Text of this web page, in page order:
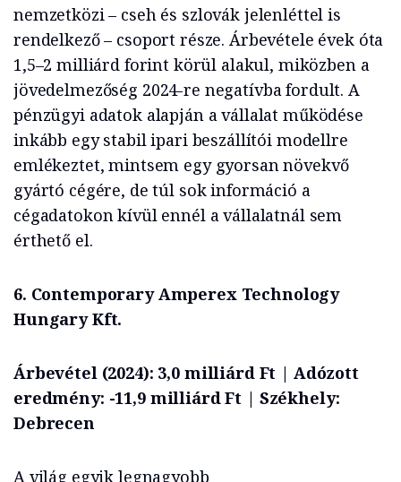
nemzetközi – cseh és szlovák jelenléttel is
rendelkező – csoport része. Árbevétele évek óta
1,5–2 milliárd forint körül alakul, miközben a
jövedelmezőség 2024-re negatívba fordult. A
pénzügyi adatok alapján a vállalat működése
inkább egy stabil ipari beszállítói modellre
emlékeztet, mintsem egy gyorsan növekvő
gyártó cégére, de túl sok információ a
cégadatokon kívül ennél a vállalatnál sem
érthető el.
6. Contemporary Amperex Technology
Hungary Kft.
Árbevétel (2024): 3,0 milliárd Ft | Adózott
eredmény: -11,9 milliárd Ft | Székhely:
Debrecen
A világ egyik legnagyobb